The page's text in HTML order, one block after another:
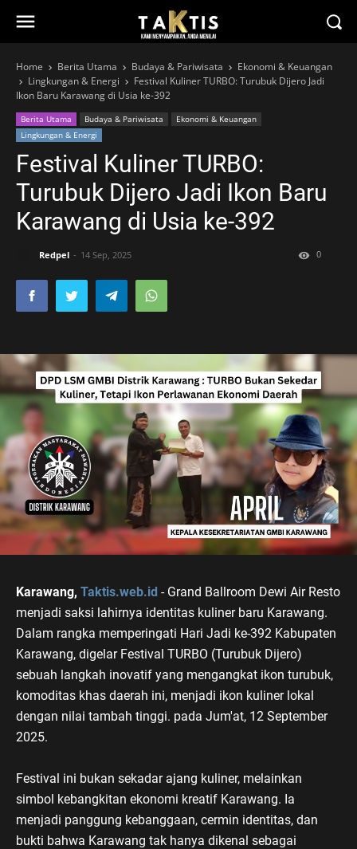
Home Berita Utama Budaya & Pariwisata
Ekonomi & Keuangan
Lingkungan & Energi
Festival Kuliner TURBO: Turubuk Dijero Jadi
Ikon Baru Karawang di Usia ke-392
Berita Utama Budaya & Pariwisata
Ekonomi & Keuangan
Lingkungan & Energi
Festival Kuliner TURBO:
Turubuk Dijero Jadi Ikon Baru
Karawang di Usia ke-392
Redpel 14 Sep, 2025 0
Karawang, Taktis.web.id - Grand Ballroom Dewi Air Resto
menjadi saksi lahirnya identitas kuliner baru Karawang.
Dalam rangka memperingati Hari Jadi ke-392 Kabupaten
Karawang, digelar Festival TURBO (Turubuk Dijero)
sebuah langkah inovatif yang mengangkat ikon turubuk,
komoditas khas daerah ini, menjadi ikon kuliner lokal
dengan nilai tambah tinggi. pada Jum'at, 12 September
2025.
Festival ini bukan sekadar ajang kuliner, melainkan
simbol kebangkitan ekonomi kreatif Karawang. Ia
menjadi panggung kebanggaan, cermin identitas, dan
bukti bahwa Karawang tak hanya dikenal sebagai